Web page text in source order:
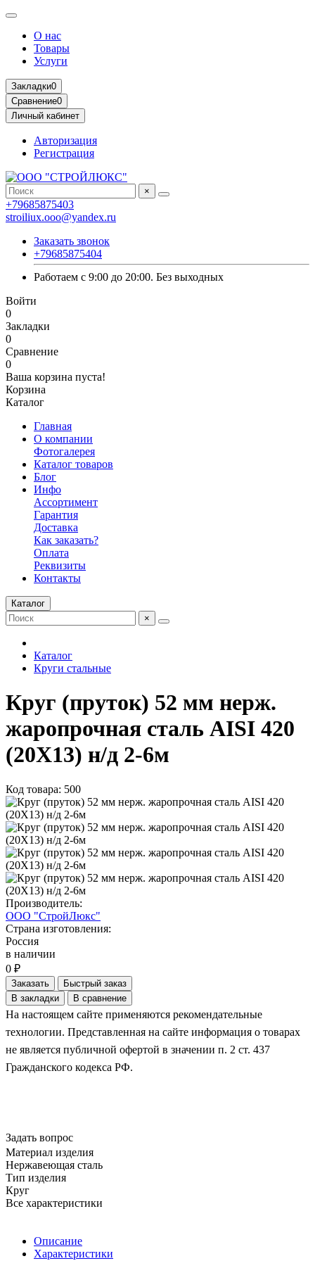
О нас
Товары
Услуги
Закладки0
Сравнение0
Личный кабинет
Авторизация
Регистрация
×
+79685875403
stroiliux.ooo@yandex.ru
Заказать звонок
+79685875404
Работаем с 9:00 до 20:00. Без выходных
Войти
0
Закладки
0
Сравнение
0
Ваша корзина пуста!
Корзина
Каталог
Главная
О компании
Фотогалерея
Каталог товаров
Блог
Инфо
Ассортимент
Гарантия
Доставка
Как заказать?
Оплата
Реквизиты
Контакты
Каталог
×
Каталог
Круги стальные
Круг (пруток) 52 мм нерж.
жаропрочная сталь AISI 420
(20Х13) н/д 2-6м
Код товара: 500
Производитель:
ООО "СтройЛюкс"
Страна изготовления:
Россия
в наличии
0 ₽
Заказать
Быстрый заказ
В закладки
В сравнение
На настоящем сайте применяются рекомендательные
технологии. Представленная на сайте информация о товарах
не является публичной офертой в значении п. 2 ст. 437
Гражданского кодекса РФ.
Задать вопрос
Материал изделия
Нержавеющая сталь
Тип изделия
Круг
Все характеристики
Описание
Характеристики